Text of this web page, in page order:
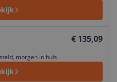
€ 135,09
morgen in huis